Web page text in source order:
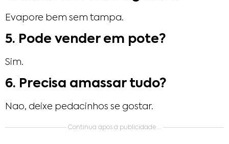
Evapore bem sem tampa.
5. Pode vender em pote?
Sim.
6. Precisa amassar tudo?
Nao, deixe pedacinhos se gostar.
Continua apos a publicidade….